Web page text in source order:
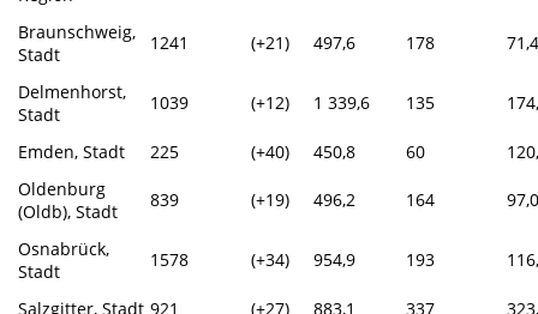
Braunschweig,
Stadt
1241 (+21) 497,6 178
Delmenhorst,
Stadt
1039 (+12) 1 339,6 135
Emden, Stadt 225 (+40) 450,8 60
Oldenburg
(Oldb), Stadt
839 (+19) 496,2 164
Osnabrück,
Stadt
1578 (+34) 954,9 193
Salzgitter, Stadt 921 (+27) 883,1 337